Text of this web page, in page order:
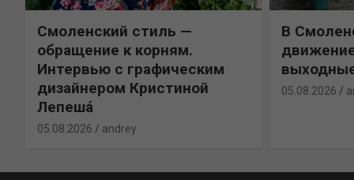
Смоленский стиль —
обращение к корням.
Интервью с графическим
дизайнером Кристиной
Лепешá
05.08.2026 andrey
В
05.08.2026